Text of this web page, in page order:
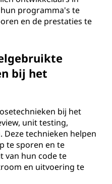
programma's te
en de prestaties te
bij het
bij het
unit testing,
technieken helpen
te sporen en te
van hun code te
en uitvoering te